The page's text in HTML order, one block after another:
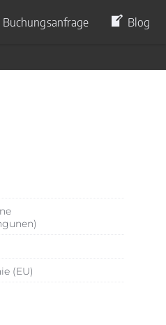
Buchungsanfrage Blog
(EU)